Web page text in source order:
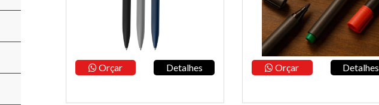
Orçar Detalhes Orçar Detalhes